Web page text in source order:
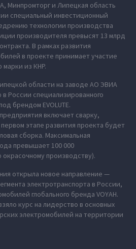
Минпромторг и Липецкая область
специальный инвестиционный
технологии производства
производителя превысят 13 млрд
В рамках развития
в проекте принимает участие
марки из КНР.
области на заводе АО ЭВИА
в России специализированного
брендом EVOLUTE.
включает сварку,
первом этапе развития проекта будет
сборка. Максимальная
превышает 100 000
производству).
открыла новое направление —
электротранспорта в России,
глобального бренда VOYAH.
курс на лидерство в основных
электромобилей на территории